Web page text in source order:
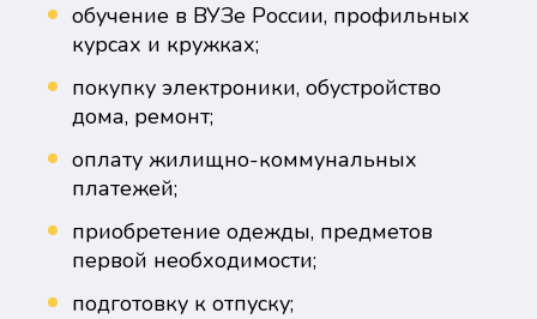
обучение в ВУЗе России, профильных
курсах и кружках;
покупку электроники, обустройство
дома, ремонт;
оплату жилищно-коммунальных
платежей;
приобретение одежды, предметов
первой необходимости;
подготовку к отпуску;